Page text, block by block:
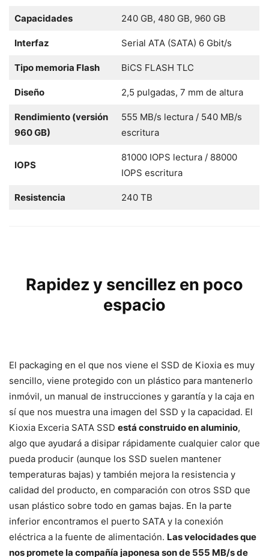
Capacidades 240 GB, 480 GB, 960 GB
Interfaz Serial ATA (SATA) 6 Gbit/s
Tipo memoria Flash BiCS FLASH TLC
Diseño 2,5 pulgadas, 7 mm de altura
Rendimiento (versión
960 GB)
555 MB/s lectura / 540 MB/s
escritura
IOPS
81000 IOPS lectura / 88000
IOPS escritura
Resistencia 240 TB
Rapidez y sencillez en poco
espacio
El packaging en el que nos viene el SSD de Kioxia es muy
sencillo, viene protegido con un plástico para mantenerlo
inmóvil, un manual de instrucciones y garantía y la caja en
sí que nos muestra una imagen del SSD y la capacidad. El
Kioxia Exceria SATA SSD está construido en aluminio,
algo que ayudará a disipar rápidamente cualquier calor que
pueda producir (aunque los SSD suelen mantener
temperaturas bajas) y también mejora la resistencia y
calidad del producto, en comparación con otros SSD que
usan plástico sobre todo en gamas bajas. En la parte
inferior encontramos el puerto SATA y la conexión
eléctrica a la fuente de alimentación. Las velocidades que
nos promete la compañía japonesa son de 555 MB/s de